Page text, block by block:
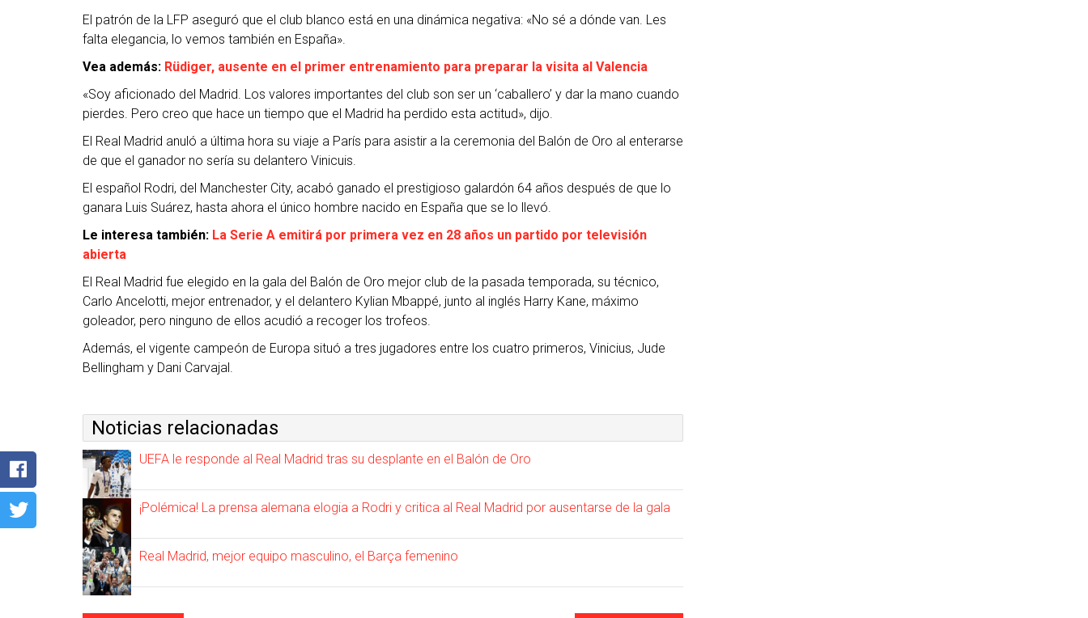
El patrón de la LFP aseguró que el club blanco está en una dinámica negativa: «No sé a dónde van. Les
falta elegancia, lo vemos también en España».
Vea además: Rüdiger, ausente en el primer entrenamiento para preparar la visita al Valencia
«Soy aficionado del Madrid. Los valores importantes del club son ser un ‘caballero’ y dar la mano cuando
pierdes. Pero creo que hace un tiempo que el Madrid ha perdido esta actitud», dijo.
El Real Madrid anuló a última hora su viaje a París para asistir a la ceremonia del Balón de Oro al enterarse
de que el ganador no sería su delantero Vinicuis.
El español Rodri, del Manchester City, acabó ganado el prestigioso galardón 64 años después de que lo
ganara Luis Suárez, hasta ahora el único hombre nacido en España que se lo llevó.
Le interesa también: La Serie A emitirá por primera vez en 28 años un partido por televisión
abierta
El Real Madrid fue elegido en la gala del Balón de Oro mejor club de la pasada temporada, su técnico,
Carlo Ancelotti, mejor entrenador, y el delantero Kylian Mbappé, junto al inglés Harry Kane, máximo
goleador, pero ninguno de ellos acudió a recoger los trofeos.
Además, el vigente campeón de Europa situó a tres jugadores entre los cuatro primeros, Vinicius, Jude
Bellingham y Dani Carvajal.
Noticias relacionadas
UEFA le responde al Real Madrid tras su desplante en el Balón de Oro
¡Polémica! La prensa alemana elogia a Rodri y critica al Real Madrid por ausentarse de la gala
Real Madrid, mejor equipo masculino, el Barça femenino